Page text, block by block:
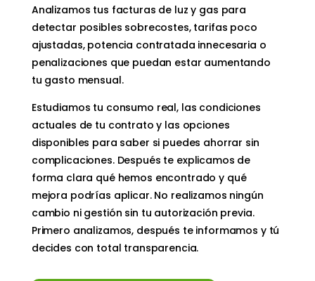
Analizamos tus facturas de luz y gas para
detectar posibles sobrecostes, tarifas poco
ajustadas, potencia contratada innecesaria o
penalizaciones que puedan estar aumentando
tu gasto mensual.
Estudiamos tu consumo real, las condiciones
actuales de tu contrato y las opciones
disponibles para saber si puedes ahorrar sin
complicaciones. Después te explicamos de
forma clara qué hemos encontrado y qué
mejora podrías aplicar. No realizamos ningún
cambio ni gestión sin tu autorización previa.
Primero analizamos, después te informamos y tú
decides con total transparencia.